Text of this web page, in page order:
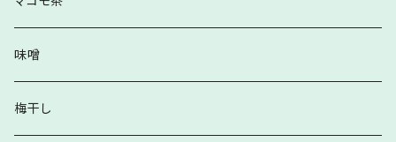
味噌
梅干し